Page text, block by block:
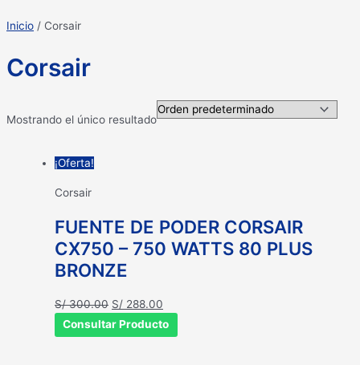
Inicio / Corsair
Corsair
Mostrando el único resultado
¡Oferta!
Corsair
FUENTE DE PODER CORSAIR
CX750 – 750 WATTS 80 PLUS
BRONZE
S/300.00 El
precio
original
S/ 288.00
precio
actual
Consultar Producto